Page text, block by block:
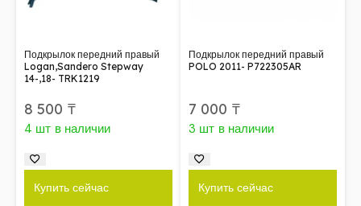
Подкрылок передний правый
Logan,Sandero Stepway
14-,18- TRK1219
8 500 ₸
4 шт в наличии
Купить сейчас
Подкрылок передний правый
POLO 2011- P722305AR
7 000 ₸
3 шт в наличии
Купить сейчас